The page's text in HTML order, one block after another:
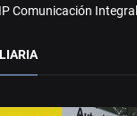
Comunicación